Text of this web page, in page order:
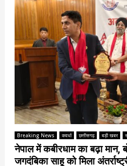
Breaking News कवर्धा छत्तीसगढ़ बड़ी खबर
नेपाल में कबीरधाम का बढ़ा मान,
जगदंबिका साहू को मिला